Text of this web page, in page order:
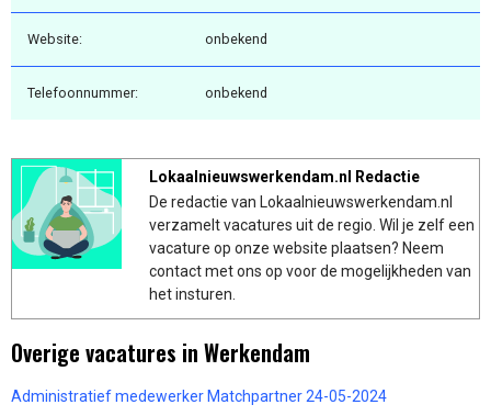
Website: onbekend
Telefoonnummer: onbekend
Lokaalnieuwswerkendam.nl Redactie
De redactie van Lokaalnieuwswerkendam.nl
verzamelt vacatures uit de regio. Wil je zelf een
vacature op onze website plaatsen? Neem
contact met ons op voor de mogelijkheden van
het insturen.
Overige vacatures in Werkendam
Administratief medewerker Matchpartner 24-05-2024